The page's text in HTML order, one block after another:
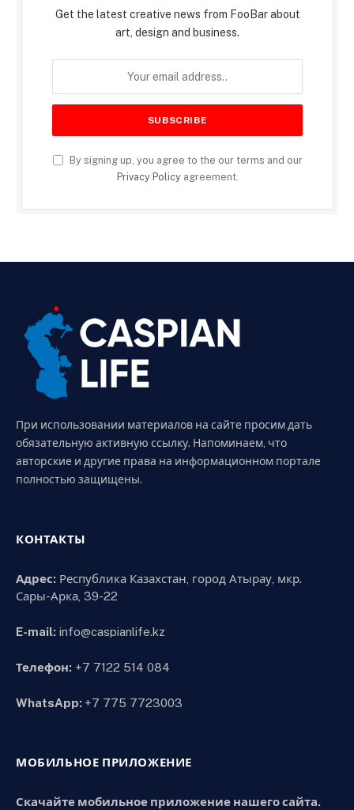
Get the latest creative news from FooBar about
art, design and business.
By signing up, you agree to the our terms and our
Privacy Policyagreement.
При использовании материалов на сайте просим дать
обязательную активную ссылку. Напоминаем, что
авторские и другие права на информационном портале
полностью защищены.
КОНТАКТЫ
Адрес: Республика Казахстан, город Атырау, мкр.
Сары-Арка, 39-22
E-mail: info@caspianlife.kz
Телефон: +7 7122 514 084
WhatsApp: +7 775 7723003
МОБИЛЬНОЕ ПРИЛОЖЕНИЕ
Скачайте мобильное приложение нашего сайта.